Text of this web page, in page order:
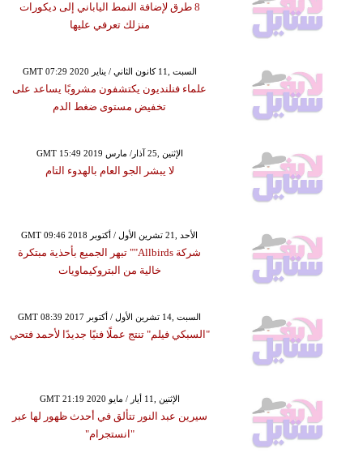
8 طرق لإضافة النمط الياباني إلى ديكورات
منزلك تعرفي عليها
GMT 07:29 2020 السبت ,11 كانون الثاني / يناير
علماء فنلنديون يكتشفون مشروبًا يساعد على
تخفيض مستوى ضغط الدم
GMT 15:49 2019 الإثنين ,25 آذار/ مارس
لا يبشر الجو العام بالهدوء التام
GMT 09:46 2018 الأحد ,21 تشرين الأول / أكتوبر
شركة Allbirds"" تبهر الجميع بأحذية مبتكرة
خالية من البتروكيماويات
GMT 08:39 2017 السبت ,14 تشرين الأول / أكتوبر
"السبكي فيلم" تنتج عملًا فنيًا جديدًا لأحمد فتحي
GMT 21:19 2020 الإثنين ,11 أيار / مايو
سيرين عبد النور تتألق في أحدث ظهور لها عبر
"انستجرام"